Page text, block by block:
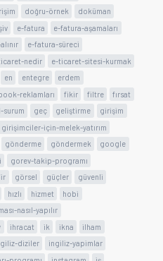
doğru-örnek
doküman
e-fatura
e-fatura-aşamaları
e-fatura-süreci
nedir
e-ticaret-sitesi-kurmak
en entegre
erdem
reklamları fikir filtre
fırsat
surum geç geliştirme
girişim
girişimciler-için-melek-yatırım
gönderme göndermek
google
gorev-takip-programı
görsel güçler
güvenli
hızlı hizmet
hobi
nasıl-yapılır
ihracat ik ikna
ilham
diziler
ingiliz-yapimlar